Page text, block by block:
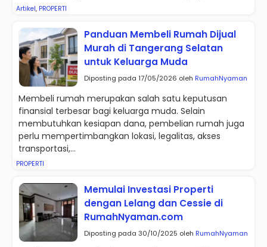
Artikel, PROPERTI
Panduan Membeli Rumah Dijual
Murah di Tangerang Selatan
untuk Keluarga Muda
Diposting pada 17/05/2026 oleh RumahNyaman
Membeli rumah merupakan salah satu keputusan
finansial terbesar bagi keluarga muda. Selain
membutuhkan kesiapan dana, pembelian rumah juga
perlu mempertimbangkan lokasi, legalitas, akses
transportasi,...
PROPERTI
Memulai Investasi Properti
dengan Lelang dan Cessie di
RumahNyaman.com
Diposting pada 30/10/2025 oleh RumahNyaman